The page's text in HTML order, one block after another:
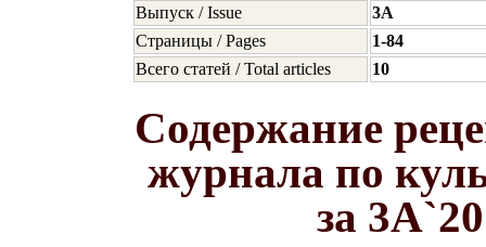
Выпуск / Issue
3A
Страницы / Pages
1-84
Всего статей / Total articles
10
Содержание
журнала по
за